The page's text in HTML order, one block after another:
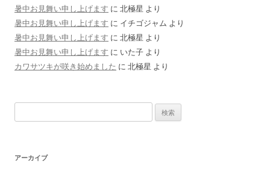
暑中お見舞い申し上げます に 北極星 より
暑中お見舞い申し上げます に イチゴジャム より
暑中お見舞い申し上げます に 北極星 より
暑中お見舞い申し上げます に いた子 より
カワサツキが咲き始めました に 北極星 より
索:
アーカイブ